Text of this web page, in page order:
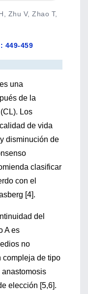
Zhu V, Zhao T,
449-459
una
de la
Los
de vida
disminución de
clasificar
con el
[4].
del
A es
no
compleja de tipo
anastomosis
elección [5,6].